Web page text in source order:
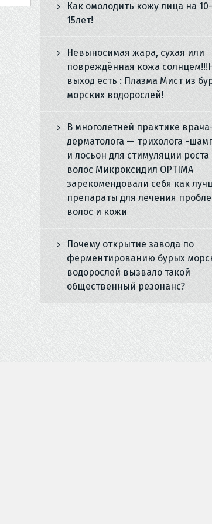
Как омолодить кожу лица на 10-
15лет!
Невыносимая жара, сухая или
повреждённая кожа
выход есть : Плазма Мист из
морских водорослей!
В многолетней практике
дерматолога — трихолога -
и лосьон для стимуляции роста
волос Микроксидил OPTIMA
зарекомендовали себя как
препараты для лечения
волос и кожи
Почему открытие завода по
ферментированию бурых
водорослей вызвало такой
общественный резонанс?